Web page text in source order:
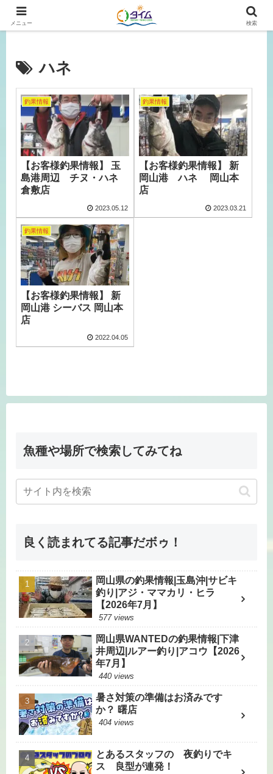
広島、岡山の釣り情報はタイムにおまかせ！
ハネ
釣果情報
【お客様釣果情報】 玉
島港周辺 チヌ・ハネ
倉敷店
2023.05.12
釣果情報
【お客様釣果情報】 新
岡山港 ハネ 岡山本
店
2023.03.21
釣果情報
【お客様釣果情報】 新
岡山港 シーバス 岡山本
店
2022.04.05
魚種や場所で検索してみてね
良く読まれてる記事だボゥ！
岡山県の釣果情報|玉島沖|サビキ
釣り|アジ・ママカリ・ヒラ
【2026年7月】
577 views
岡山県WANTEDの釣果情報|下津
井周辺|ルアー釣り|アコウ【2026
年7月】
440 views
暑さ対策の準備はお済みです
か？ 曙店
404 views
とあるスタッフの 夜釣りでキ
ス 良型が連発！
メニュー 検索